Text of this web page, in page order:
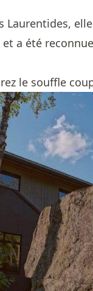
Laurentides,
et a été
le souffle